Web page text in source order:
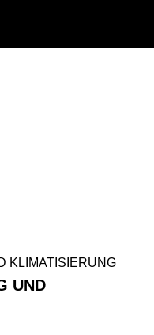
KLIMATISIERUNG
UND